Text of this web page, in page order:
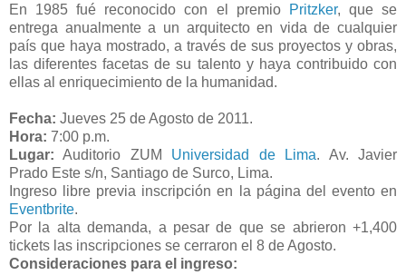
En 1985 fué reconocido con el premio
Pritzker, que se
entrega anualmente a un arquitecto en vida de cualquier
país que haya mostrado, a través de sus proyectos y obras,
las diferentes facetas de su talento y haya contribuido con
ellas al enriquecimiento de la humanidad.
Fecha: Jueves 25 de Agosto de 2011.
Hora: 7:00 p.m.
Lugar: Auditorio ZUM Universidad de Lima. Av. Javier
Prado Este s/n, Santiago de Surco, Lima.
Ingreso libre previa inscripción en la página del evento en
Eventbrite.
Por la alta demanda, a pesar de que se abrieron +1,400
tickets las inscripciones se cerraron el 8 de Agosto.
Consideraciones para el ingreso: